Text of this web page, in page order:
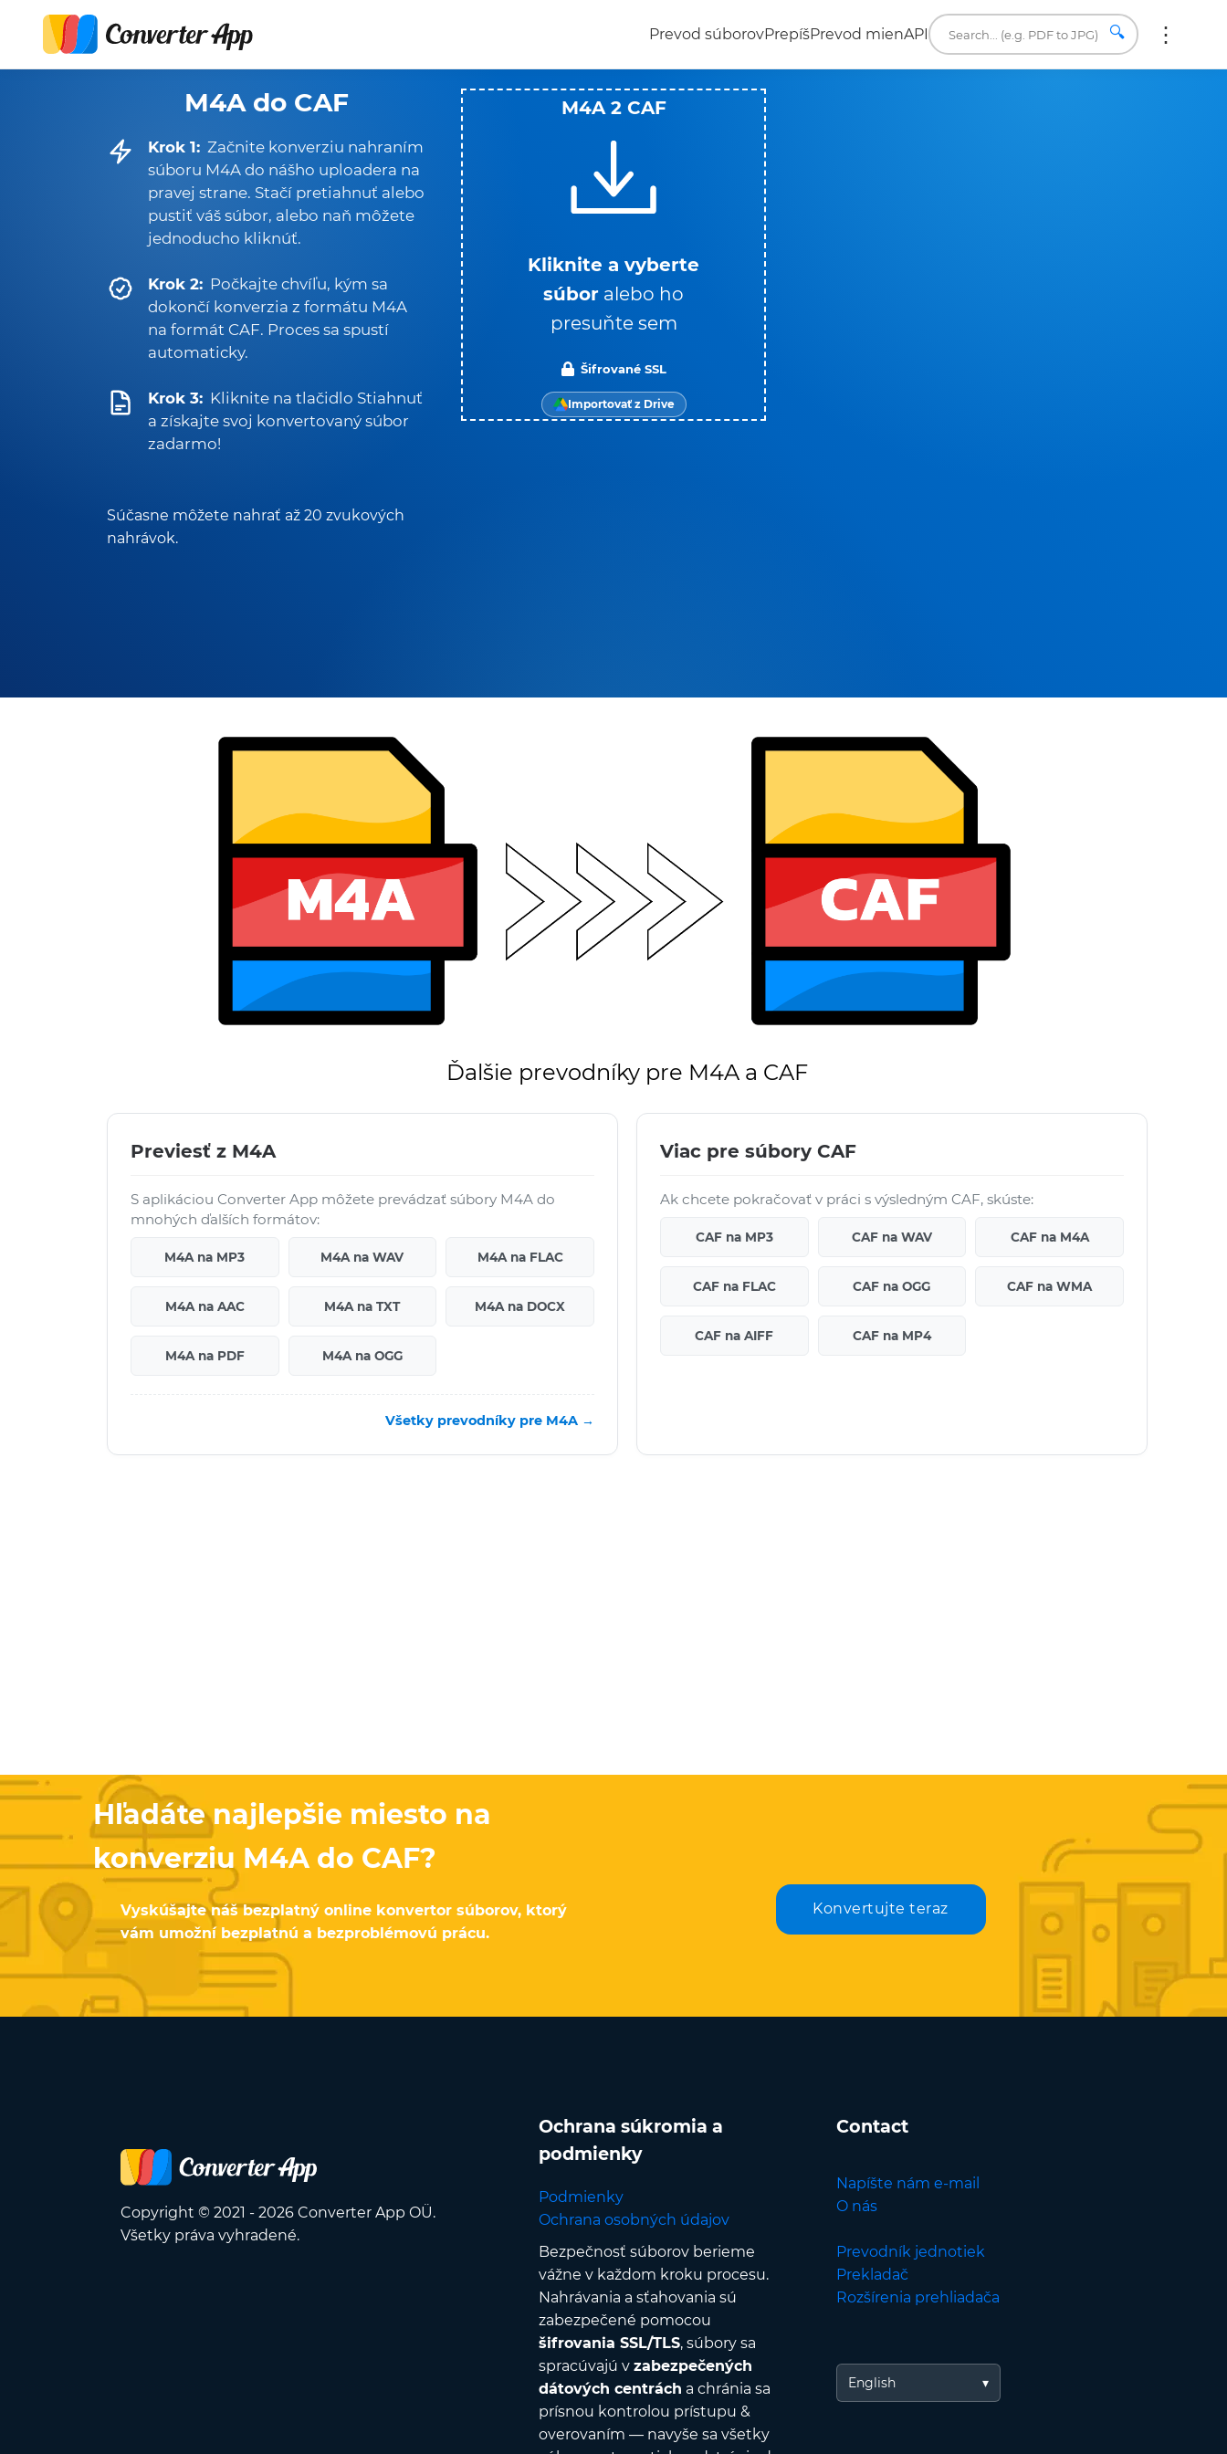
Prevod súborovPrepíšPrevod mienAPI 🔍
M4A do CAF
Krok 1: Začnite konverziu nahraním
súboru M4A do nášho uploadera na
pravej strane. Stačí pretiahnuť alebo
pustiť váš súbor, alebo naň môžete
jednoducho kliknúť.
Krok 2: Počkajte chvíľu, kým sa
dokončí konverzia z formátu M4A
na formát CAF. Proces sa spustí
automaticky.
Krok 3: Kliknite na tlačidlo Stiahnuť
a získajte svoj konvertovaný súbor
zadarmo!
Súčasne môžete nahrať až 20 zvukových
nahrávok.
M4A 2 CAF
Kliknite a vyberte
súbor alebo ho
presuňte sem
Šifrované SSL
Importovať z Drive
Ďalšie prevodníky pre M4A a CAF
Previesť z M4A
S aplikáciou Converter App môžete prevádzať súbory M4A do
mnohých ďalších formátov:
M4A na MP3 M4A na WAV M4A na FLAC
M4A na AAC M4A na TXT M4A na DOCX
M4A na PDF M4A na OGG
Všetky prevodníky pre M4A →
Viac pre súbory CAF
Ak chcete pokračovať v práci s výsledným CAF, skúste:
CAF na MP3 CAF na WAV CAF na M4A
CAF na FLAC CAF na OGG CAF na WMA
CAF na AIFF CAF na MP4
Hľadáte najlepšie miesto na
konverziu M4A do CAF?
Vyskúšajte náš bezplatný online konvertor súborov, ktorý
vám umožní bezplatnú a bezproblémovú prácu.
Konvertujte teraz
Copyright © 2021 - 2026 Converter App OÜ.
Všetky práva vyhradené.
Ochrana súkromia a
podmienky
Podmienky
Ochrana osobných údajov
Bezpečnosť súborov berieme
vážne v každom kroku procesu.
Nahrávania a sťahovania sú
zabezpečené pomocou
šifrovania SSL/TLS, súbory sa
spracúvajú v zabezpečených
dátových centrách a chránia sa
prísnou kontrolou prístupu &
overovaním — navyše sa všetky
Contact
Napíšte nám e-mail
O nás
Prevodník jednotiek
Prekladač
Rozšírenia prehliadača
English